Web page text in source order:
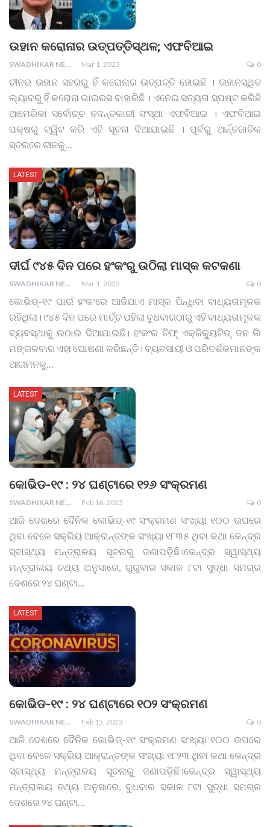
ଉହାନ କରୋନାର ଉତ୍ପତ୍ତିସ୍ଥଳ; ଏଫବିଆଇ
SWADHIKAR NEWS Mar 1, 2023 0
ଚୀନର ଉହାନ ସହରରୁ ହିଁ କରୋନାର ଉତ୍ପତ୍ତି ହୋଇଛି । ଉହାନସ୍ଥିତ
ଲ୍ୟାବରୁ ହିଁ କରୋନା ଭାଇରସ ବାହାରିଛି । ଏନେଇ ସତ୍ୟତା ସ୍ପଷ୍ଟ କରିଛି
ଆମେରିକା ସର୍ବୋଚ୍ଚ ତଦନ୍ତକାରୀ ସଂସ୍ଥା ଏଫବିଆଇ । ଏଫବିଆଇ
ପକ୍ଷରୁ ଟ୍ୱିଟ କରି ଏହି ସୂଚନା ଦିଆଯାଇଛି । ପୂର୍ବରୁ ଆର୍ନ୍ତଜାତିକ
ସ୍ତରରେ ଚୀନକୁ…
LATEST
ଦୀର୍ଘ ୯୪୫ ଦିନ ପରେ ହଂକଂରୁ ଉଠିଲା ମାସ୍କ କଟକଣା
SWADHIKAR NEWS Mar 1, 2023 0
କୋଭିଡ୍‌-୧୯ ପାଇଁ ହଂକଂରେ ଆଜିଯାଏ ମାସ୍କ ପିନ୍ଧିବା ବାଧ୍ୟତାମୂଳକ
ରହିଥିଲା। ୯୪୫ ଦିନ ପରେ ମାର୍ଚ୍ଚ ପହିଲା ବୁଧବାରଠାରୁ ଏହି ବାଧ୍ୟତାମୂଳକ
ବ୍ୟବସ୍ଥାକୁ ଉଠାଇ ଦିଆଯାଇଛି। ହଂକଂର ଚିଫ୍ ଏକ୍‌ଜିକ୍ୟୁଟିଭ୍ ଜନ ଲି
ମଙ୍ଗଳବାର ଏହା ଘୋଷଣା କରିଛନ୍ତି। ବ୍ୟବସାୟୀ ଓ ପରିଦର୍ଶକମାନଙ୍କ
ଆଗମନକୁ
LATEST
କୋଭିଡ-୧୯ : ୨୪ ଘଣ୍ଟାରେ ୧୨୬ ସଂକ୍ରମଣ
SWADHIKAR NEWS Feb 16, 2023 0
ଆଜି ଦେଶରେ ଦୈନିକ କୋଭିଡ୍-୧୯ ସଂକ୍ରମଣ ସଂଖ୍ୟା ୧୦୦ ଉପରେ
ଥିବା ବେଳେ ସକ୍ରିୟ ଆକ୍ରାନ୍ତଙ୍କ ସଂଖ୍ୟା ୧୮୩୫ ଥିବା କଥା କେନ୍ଦ୍ର
ସ୍ବାସ୍ଥ୍ୟ ମନ୍ତ୍ରାଳୟ ସୂଚନାରୁ ଜଣାପଡ଼ିଛି।କେନ୍ଦ୍ର ସ୍ୱାସ୍ଥ୍ୟ
ମନ୍ତ୍ରାଳାୟ ତଥ୍ୟ ଅନୁସାରେ, ଗୁରୁବାର ସକାଳ ୮ଟା ସୁଦ୍ଧା ସମଗ୍ର
ଦେଶରେ ୨୪ ଘଣ୍ଟା…
LATEST
କୋଭିଡ-୧୯ : ୨୪ ଘଣ୍ଟାରେ ୧୦୨ ସଂକ୍ରମଣ
SWADHIKAR NEWS Feb 15, 2023 0
ଆଜି ଦେଶରେ ଦୈନିକ କୋଭିଡ୍-୧୯ ସଂକ୍ରମଣ ସଂଖ୍ୟା ୧୦୦ ଉପରେ
ଥିବା ବେଳେ ସକ୍ରିୟ ଆକ୍ରାନ୍ତଙ୍କ ସଂଖ୍ୟା ୧୮୨୩ ଥିବା କଥା କେନ୍ଦ୍ର
ସ୍ବାସ୍ଥ୍ୟ ମନ୍ତ୍ରାଳୟ ସୂଚନାରୁ ଜଣାପଡ଼ିଛି।କେନ୍ଦ୍ର ସ୍ୱାସ୍ଥ୍ୟ
ମନ୍ତ୍ରାଳାୟ ତଥ୍ୟ ଅନୁସାରେ, ବୁଧବାର ସକାଳ ୮ଟା ସୁଦ୍ଧା ସମଗ୍ର
ଦେଶରେ ୨୪ ଘଣ୍ଟା